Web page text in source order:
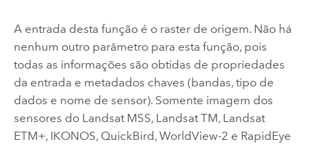
A entrada desta função é o raster de origem. Não há
nenhum outro parâmetro para esta função, pois
todas as informações são obtidas de propriedades
da entrada e metadados chaves (bandas, tipo de
dados e nome de sensor). Somente imagem dos
sensores do Landsat MSS, Landsat TM, Landsat
ETM+, IKONOS, QuickBird, WorldView-2 e RapidEye